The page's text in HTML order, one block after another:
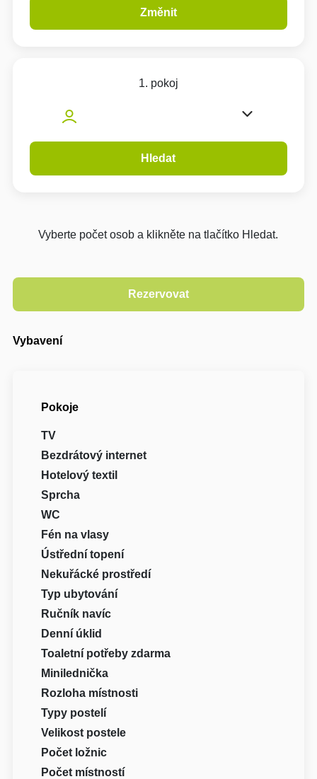
Změnit
1. pokoj
Hledat
Vyberte počet osob a klikněte na tlačítko Hledat.
Vybavení
Pokoje
TV
Bezdrátový internet
Hotelový textil
Sprcha
WC
Fén na vlasy
Ústřední topení
Nekuřácké prostředí
Typ ubytování
Ručník navíc
Denní úklid
Toaletní potřeby zdarma
Minilednička
Rozloha místnosti
Typy postelí
Velikost postele
Počet ložnic
Počet místností